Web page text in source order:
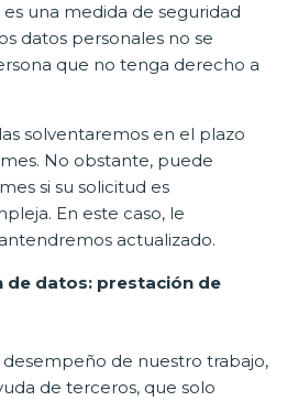
una medida de seguridad
datos personales no se
que no tenga derecho a
solventaremos en el plazo
No obstante, puede
si su solicitud es
En este caso, le
actualizado.
de datos: prestación de
desempeño de nuestro trabajo,
de terceros, que solo